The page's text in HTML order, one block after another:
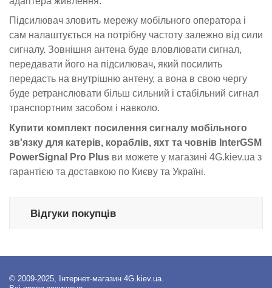
Підсилювач зловить мережу мобільного оператора і
сам налаштується на потрібну частоту залежно від сили
сигналу. Зовнішня антена буде вловлювати сигнал,
передавати його на підсилювач, який посилить
передасть на внутрішню антену, а вона в свою чергу
буде ретранслювати більш сильний і стабільний сигнал
транспортним засобом і навколо.
Купити комплект посилення сигналу мобільного
зв'язку для катерів, кораблів, яхт та човнів InterGSM
PowerSignal Pro Plus ви можете у магазині 4G.kiev.ua з
гарантією та доставкою по Києву та Україні.
Відгуки покупців
© 2009-2025, Інтернет-магазин 4G.kiev.ua.